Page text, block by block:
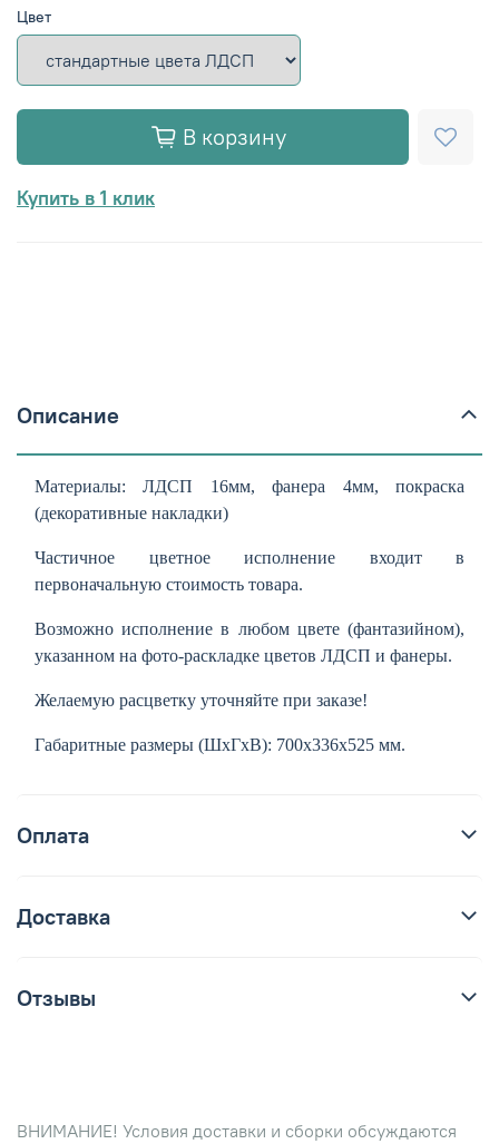
Цвет
В корзину
Купить в 1 клик
Описание
Материалы: ЛДСП 16мм, фанера 4мм, покраска
(декоративные накладки)
Частичное цветное исполнение входит в
первоначальную стоимость товара.
Возможно исполнение в любом цвете (фантазийном),
указанном на фото-раскладке цветов ЛДСП и фанеры.
Желаемую расцветку уточняйте при заказе!
Габаритные размеры (ШхГхВ): 700х336х525 мм.
Оплата
Доставка
Отзывы
ВНИМАНИЕ! Условия доставки и сборки обсуждаются